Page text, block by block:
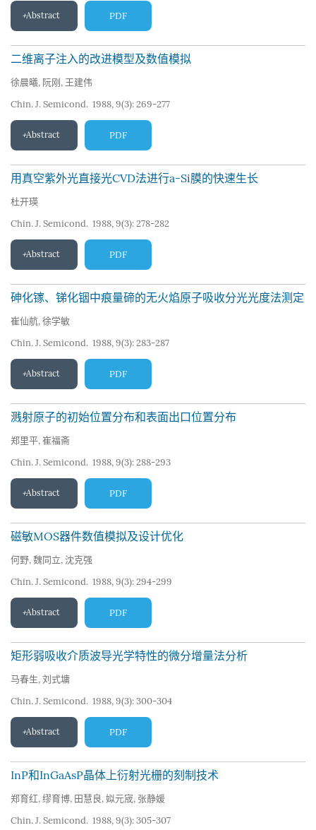
Abstract PDF
二维离子注入的改进模型及数值模拟
徐晨曦, 阮刚 , 王建伟
Chin. J. Semicond. 1988, 9(3): 269-277
Abstract PDF
用真空紫外光直接光CVD法进行a-Si膜的快速生长
杜开瑛
Chin. J. Semicond. 1988, 9(3): 278-282
Abstract PDF
砷化镓、锑化铟中痕量碲的无火焰原子吸收分光光度法测定
崔仙航, 徐学敏
Chin. J. Semicond. 1988, 9(3): 283-287
Abstract PDF
溅射原子的初始位置分布和表面出口位置分布
郑里平, 崔福斋
Chin. J. Semicond. 1988, 9(3): 288-293
Abstract PDF
磁敏MOS器件数值模拟及设计优化
何野, 魏同立, 沈克强
Chin. J. Semicond. 1988, 9(3): 294-299
Abstract PDF
矩形弱吸收介质波导光学特性的微分增量法分析
马春生, 刘式墉
Chin. J. Semicond. 1988, 9(3): 300-304
Abstract PDF
InP和InGaAsP晶体上衍射光栅的刻制技术
郑育红, 缪育博, 田慧良, 姒元宬, 张静媛
Chin. J. Semicond. 1988, 9(3): 305-307